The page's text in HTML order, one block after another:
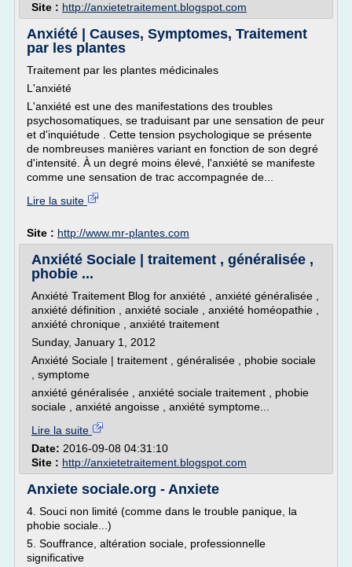
Site : http://anxietetraitement.blogspot.com
Anxiété | Causes, Symptomes, Traitement
par les plantes
Traitement par les plantes médicinales
L'anxiété
L'anxiété est une des manifestations des troubles
psychosomatiques, se traduisant par une sensation de peur
et d'inquiétude . Cette tension psychologique se présente
de nombreuses manières variant en fonction de son degré
d'intensité. À un degré moins élevé, l'anxiété se manifeste
comme une sensation de trac accompagnée de...
Lire la suite
Site : http://www.mr-plantes.com
Anxiété Sociale | traitement , généralisée ,
phobie ...
Anxiété Traitement Blog for anxiété , anxiété généralisée ,
anxiété définition , anxiété sociale , anxiété homéopathie ,
anxiété chronique , anxiété traitement
Sunday, January 1, 2012
Anxiété Sociale | traitement , généralisée , phobie sociale
, symptome
anxiété généralisée , anxiété sociale traitement , phobie
sociale , anxiété angoisse , anxiété symptome...
Lire la suite
Date: 2016-09-08 04:31:10
Site : http://anxietetraitement.blogspot.com
Anxiete sociale.org - Anxiete
4. Souci non limité (comme dans le trouble panique, la
phobie sociale...)
5. Souffrance, altération sociale, professionnelle
significative